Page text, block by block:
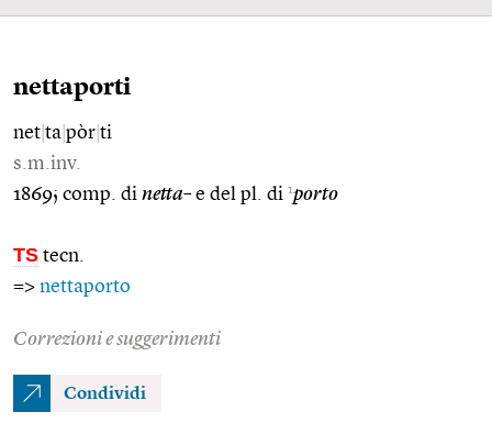
nettaporti
net ta pòr ti
s.m.inv.
1869; comp. di netta–e del pl. di 1porto
TS tecn.
=> nettaporto
Correzioni e suggerimenti
Condividi